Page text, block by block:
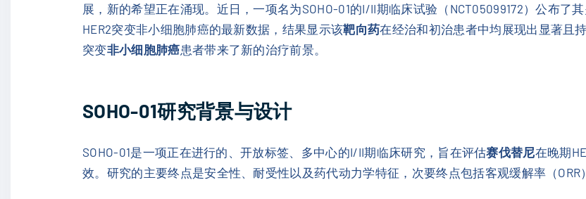
展，新的希望正在涌现。近日，一项名为SOHO-01的I/II期临床试验（NCT05099172）公布了
HER2突变非小细胞肺癌的最新数据，结果显示该靶向药在经治和初治患者中均展现出显著且
突变非小细胞肺癌患者带来了新的治疗前景。
SOHO-01研究背景与设计
SOHO-01是一项正在进行的、开放标签、多中心的I/II期临床研究，旨在评估赛伐替尼在晚期
效。研究的主要终点是安全性、耐受性以及药代动力学特征，次要终点包括客观缓解率（ORR